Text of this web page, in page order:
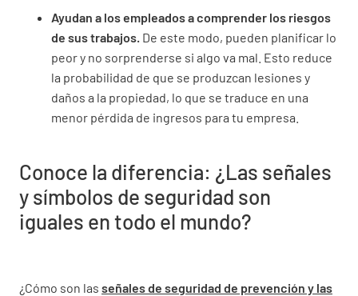
Ayudan a los empleados a comprender los riesgos
de sus trabajos. De este modo, pueden planificar lo
peor y no sorprenderse si algo va mal. Esto reduce
la probabilidad de que se produzcan lesiones y
daños a la propiedad, lo que se traduce en una
menor pérdida de ingresos para tu empresa.
Conoce la diferencia: ¿Las señales
y símbolos de seguridad son
iguales en todo el mundo?
¿Cómo son las señales de seguridad de prevención y las